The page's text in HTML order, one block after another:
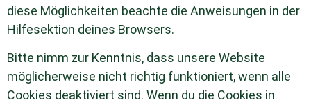
diese Möglichkeiten beachte die Anweisungen in der
Hilfesektion deines Browsers.
Bitte nimm zur Kenntnis, dass unsere Website
möglicherweise nicht richtig funktioniert, wenn alle
Cookies deaktiviert sind. Wenn du die Cookies in